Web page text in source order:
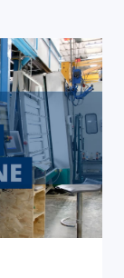
prevenzione